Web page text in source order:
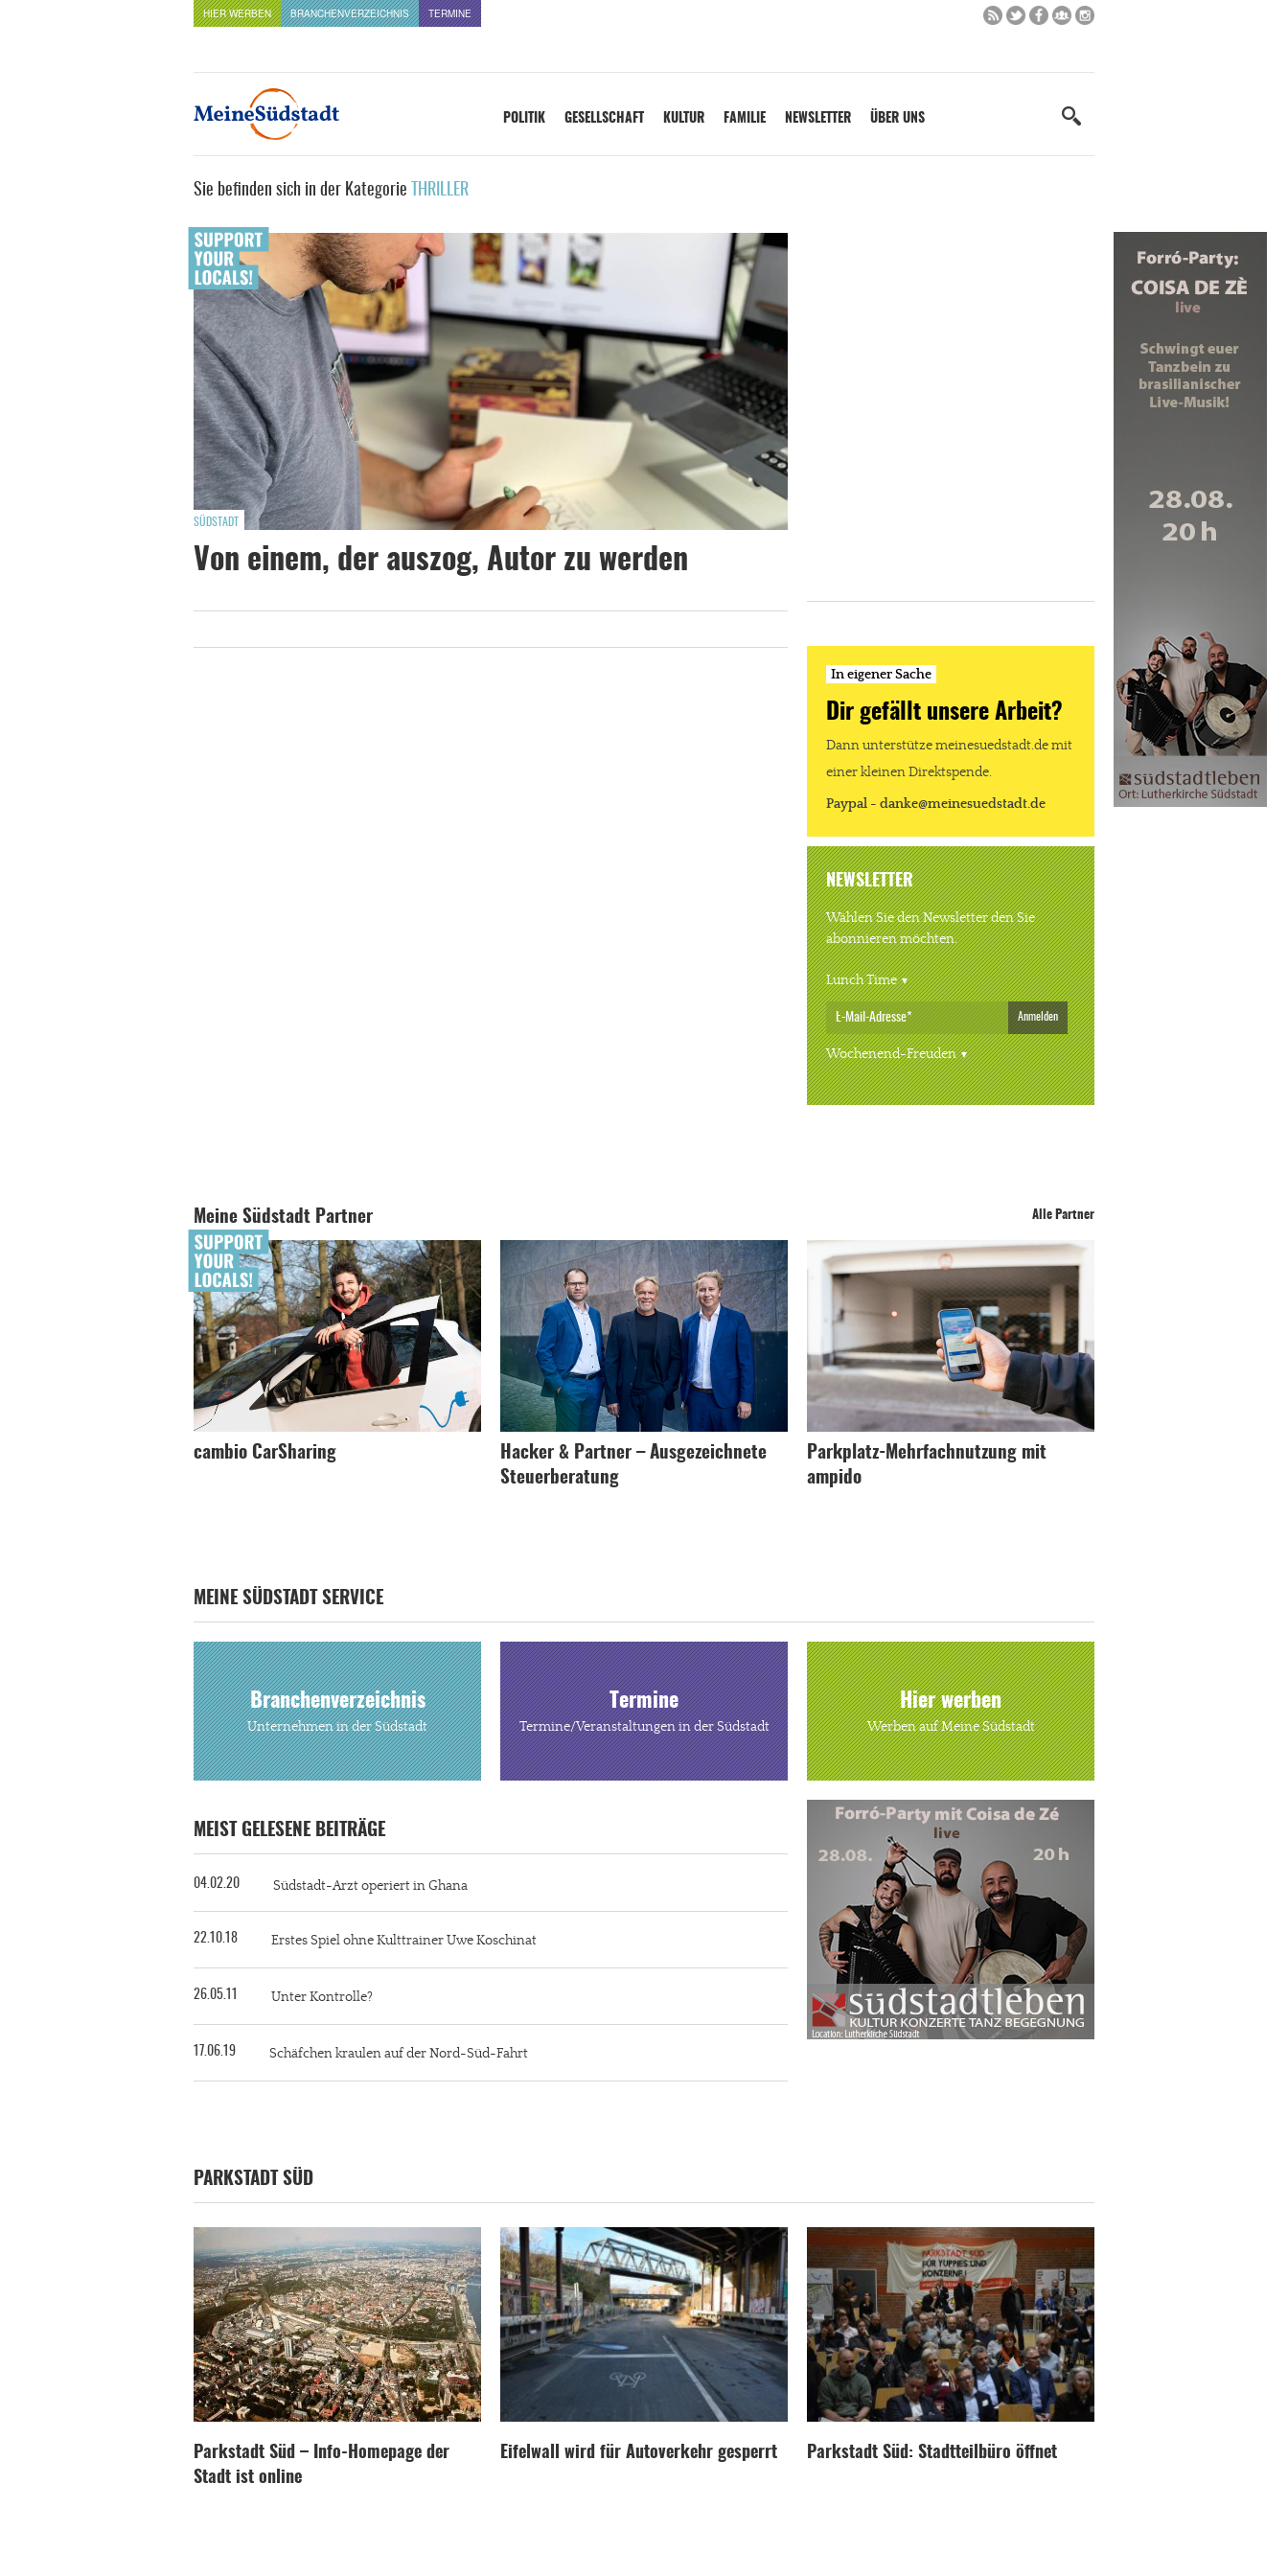
HIER WERBEN BRANCHENVERZEICHNIS TERMINE
POLITIK GESELLSCHAFT KULTUR FAMILIE NEWSLETTER ÜBER UNS
Sie befinden sich in der Kategorie THRILLER
SÜDSTADT
Von einem, der auszog, Autor zu werden
In eigener Sache
Dir gefällt unsere Arbeit?
Dann unterstütze meinesuedstadt.de mit
einer kleinen Direktspende.
Paypal - danke@meinesuedstadt.de
NEWSLETTER
Wählen Sie den Newsletter den Sie
abonnieren möchten.
Lunch Time
Anmelden
Wochenend-Freuden
Meine Südstadt Partner Alle Partner
cambio CarSharing
Hacker & Partner – Ausgezeichnete
Steuerberatung
Parkplatz-Mehrfachnutzung mit
ampido
MEINE SÜDSTADT SERVICE
Branchenverzeichnis
Unternehmen in der Südstadt
Termine
Termine/Veranstaltungen in der Südstadt
Hier werben
Werben auf Meine Südstadt
MEIST GELESENE BEITRÄGE
04.02.20 Südstadt-Arzt operiert in Ghana
22.10.18 Erstes Spiel ohne Kulttrainer Uwe Koschinat
26.05.11 Unter Kontrolle?
17.06.19 Schäfchen kraulen auf der Nord-Süd-Fahrt
PARKSTADT SÜD
Parkstadt Süd – Info-Homepage der
Stadt ist online
Eifelwall wird für Autoverkehr gesperrt Parkstadt Süd: Stadtteilbüro öffnet